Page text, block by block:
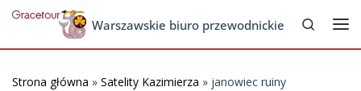
Skip to contentWarszawskie biuro przewodnickie
Search
Strona główna » Satelity Kazimierza » janowiec ruiny